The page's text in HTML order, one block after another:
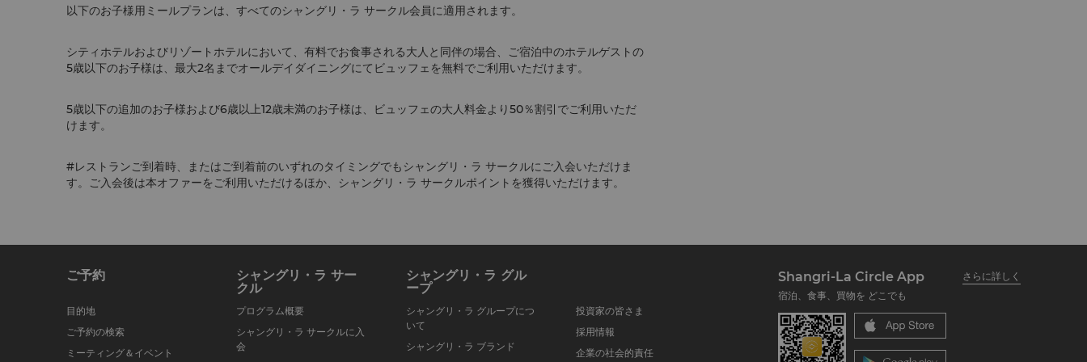
以下のお子様用ミールプランは、すべてのシャングリ・ラ サークル会員に適用されます。
シティホテルおよびリゾートホテルにおいて、有料でお食事される大人と同伴の場合、ご宿泊中のホテルゲストの
5歳以下のお子様は、最大2名までオールデイダイニングにてビュッフェを無料でご利用いただけます。
5歳以下の追加のお子様および6歳以上12歳未満のお子様は、ビュッフェの大人料金より50％割引でご利用いただ
けます。
#レストランご到着時、またはご到着前のいずれのタイミングでもシャングリ・ラ サークルにご入会いただけま
す。ご入会後は本オファーをご利用いただけるほか、シャングリ・ラ サークルポイントを獲得いただけます。
ご予約
目的地
ご予約の検索
ミーティング＆イベント
シャングリ・ラ サー
クル
プログラム概要
シャングリ・ラ サークルに入
会
シャングリ・ラ グル
ープ
シャングリ・ラ グループにつ
いて
シャングリ・ラ ブランド
投資家の皆さま
採用情報
企業の社会的責任
Shangri-La Circle App
さらに詳しく
宿泊、食事、買物を どこでも